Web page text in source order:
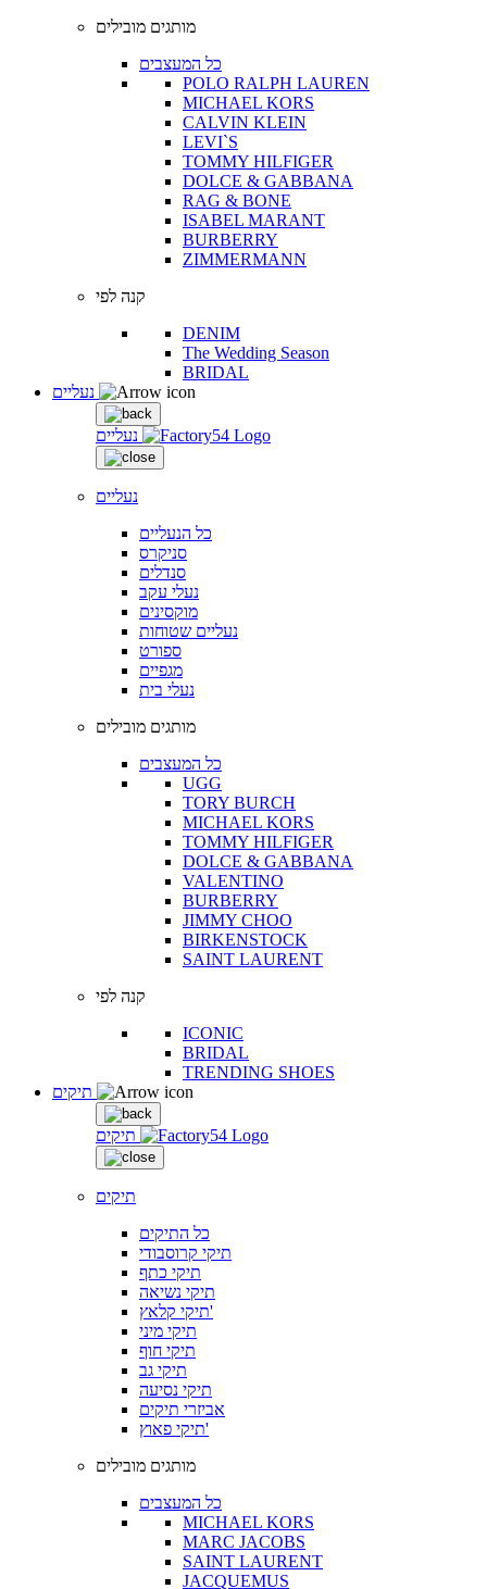
מותגים מובילים
כל המעצבים
POLO RALPH LAUREN
MICHAEL KORS
CALVIN KLEIN
LEVI`S
TOMMY HILFIGER
DOLCE & GABBANA
RAG & BONE
ISABEL MARANT
BURBERRY
ZIMMERMANN
קנה לפי
DENIM
The Wedding Season
BRIDAL
נעליים
נעליים
כל הנעליים
סניקרס
סנדלים
נעלי עקב
מוקסינים
נעליים שטוחות
ספורט
מגפיים
נעלי בית
מותגים מובילים
כל המעצבים
UGG
TORY BURCH
MICHAEL KORS
TOMMY HILFIGER
DOLCE & GABBANA
VALENTINO
BURBERRY
JIMMY CHOO
BIRKENSTOCK
SAINT LAURENT
קנה לפי
ICONIC
BRIDAL
TRENDING SHOES
תיקים
תיקים
כל התיקים
תיקי קרוסבודי
תיקי כתף
תיקי נשיאה
תיקי קלאץ'
תיקי מיני
תיקי חוף
תיקי גב
תיקי נסיעה
אביזרי תיקים
תיקי פאוץ'
מותגים מובילים
כל המעצבים
MICHAEL KORS
MARC JACOBS
SAINT LAURENT
JACQUEMUS